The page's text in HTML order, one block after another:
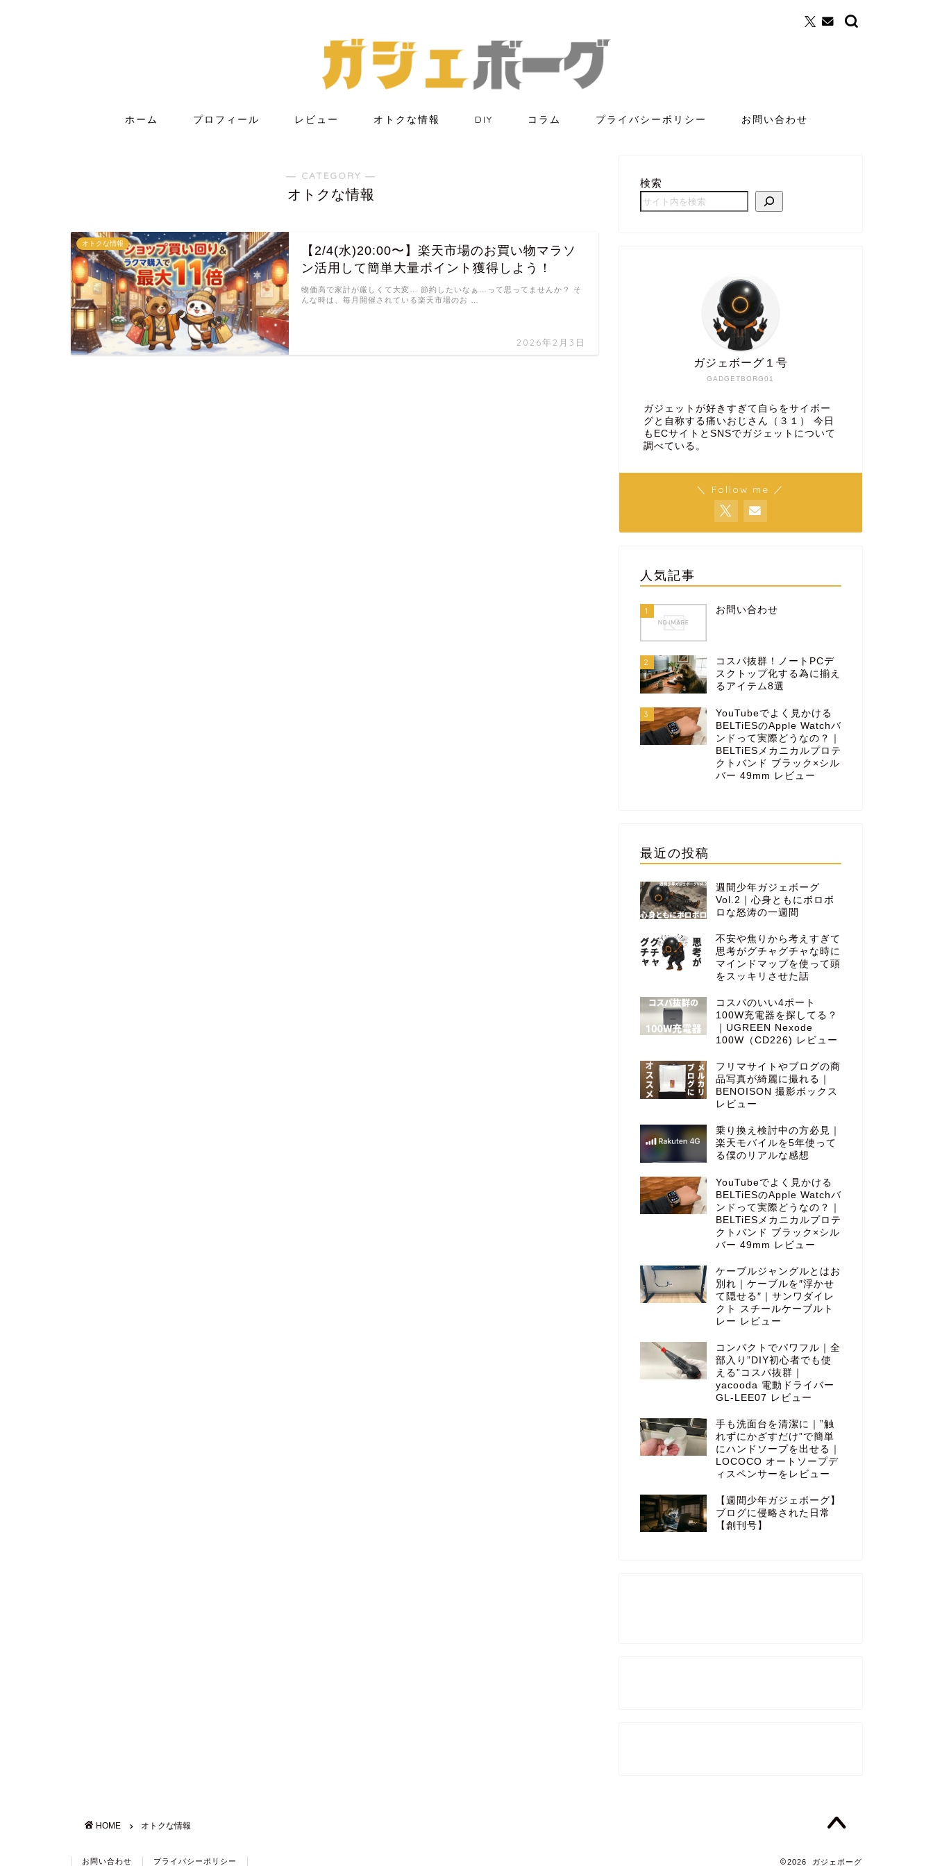
ホーム プロフィール レビュー オトクな情報 DIY コラム プライバシーポリシー お問い合わせ
― CATEGORY ―
オトクな情報
オトクな情報
【2/4(水)20:00〜】楽天市場のお買い物マラソ
ン活用して簡単大量ポイント獲得しよう！
2026年2月3日
物価高で家計が厳しくて大変… 節約したいなぁ…って思ってませんか？ そ
んな時は、毎月開催されている楽天市場のお …
検索
GADGETBORG01
ガジェボーグ１号
ガジェットが好きすぎて自らをサイボー
グと自称する痛いおじさん（３１） 今日
もECサイトとSNSでガジェットについて
調べている。
＼ Follow me ／
人気記事
1 お問い合わせ
2
コスパ抜群！ノートPCデ
スクトップ化する為に揃え
るアイテム8選
3
YouTubeでよく見かける
BELTiESのApple Watchバ
ンドって実際どうなの？｜
BELTiESメカニカルプロテ
クトバンド ブラック×シル
バー 49mm レビュー
最近の投稿
週間少年ガジェボーグ
Vol.2｜心身ともにボロボ
ロな怒涛の一週間
不安や焦りから考えすぎて
思考がグチャグチャな時に
マインドマップを使って頭
をスッキリさせた話
コスパのいい4ポート
100W充電器を探してる？
｜UGREEN Nexode
100W（CD226) レビュー
フリマサイトやブログの商
品写真が綺麗に撮れる｜
BENOISON 撮影ボックス
レビュー
乗り換え検討中の方必見｜
楽天モバイルを5年使って
る僕のリアルな感想
YouTubeでよく見かける
BELTiESのApple Watchバ
ンドって実際どうなの？｜
BELTiESメカニカルプロテ
クトバンド ブラック×シル
バー 49mm レビュー
ケーブルジャングルとはお
別れ｜ケーブルを″浮かせ
て隠せる″｜サンワダイレ
クト スチールケーブルト
レー レビュー
コンパクトでパワフル｜全
部入り”DIY初心者でも使
える”コスパ抜群｜
yacooda 電動ドライバー
GL-LEE07 レビュー
手も洗面台を清潔に｜”触
れずにかざすだけ”で簡単
にハンドソープを出せる｜
LOCOCO オートソープデ
ィスペンサーをレビュー
【週間少年ガジェボーグ】
ブログに侵略された日常
【創刊号】
HOME オトクな情報
お問い合わせ プライバシーポリシー 2026 ガジェボーグ